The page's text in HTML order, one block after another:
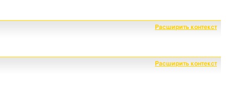
Расширить контекст
Расширить контекст